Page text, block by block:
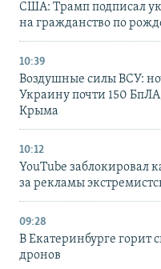
США: Трамп подписал
на гражданство по
10:39
Воздушные силы ВСУ:
Украину почти 150
Крыма
10:12
YouTube заблокировал
за рекламы
09:28
В Екатеринбурге горит
дронов